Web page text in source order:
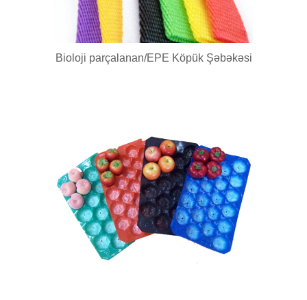
Bioloji parçalanan/EPE Köpük Şəbəkəsi